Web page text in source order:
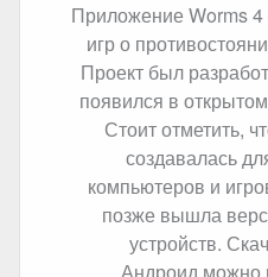
Приложение Worms
игр о
Проект был
появился в
Стоит отметить,
создавалась
компьютеров и
позже вышла
устройств.